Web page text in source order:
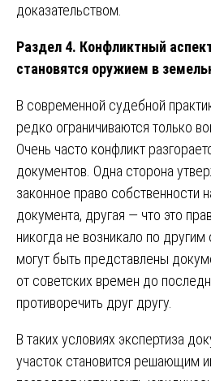
доказательством.
Раздел 4. Конфликтный
становятся оружием в
В современной судебной
редко ограничиваются только
Очень часто конфликт
документов. Одна сторона
законное право собственности
документа, другая — что это
никогда не возникало по
могут быть представлены
от советских времен до
противоречить друг другу.
В таких условиях экспертиза
участок становится решающим